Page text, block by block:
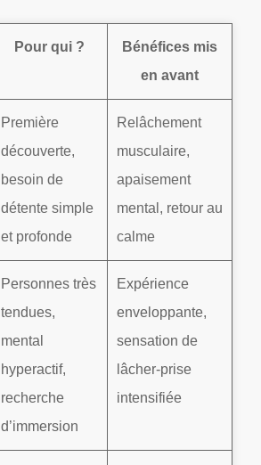
Pour qui ?
Bénéfices mis
en avant
Première
découverte,
besoin de
détente simple
et profonde
Relâchement
musculaire,
apaisement
mental, retour au
calme
Personnes très
tendues,
mental
hyperactif,
recherche
d’immersion
Expérience
enveloppante,
sensation de
lâcher-prise
intensifiée